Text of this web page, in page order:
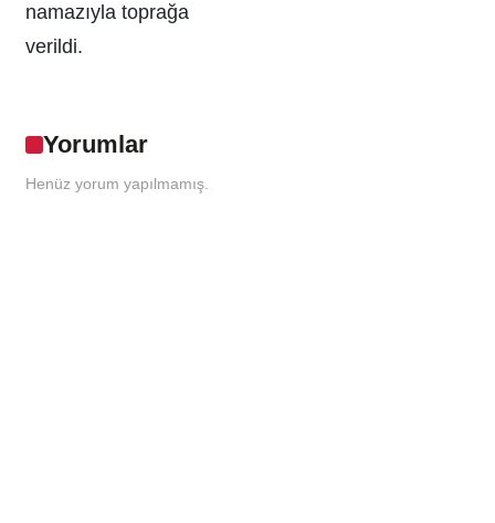
namazıyla toprağa
verildi.
Yorumlar
Henüz yorum yapılmamış.